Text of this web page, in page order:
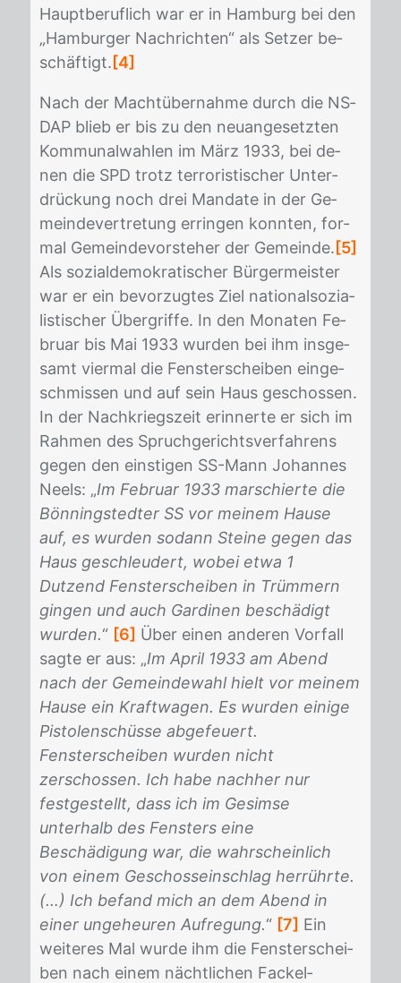
Haupt­be­ruf­lich war er in Ham­burg bei den
„Ham­bur­ger Nach­rich­ten“ als Set­zer be­
schäf­tigt. [4]
Nach der Macht­über­nah­me durch die NS­
DAP blieb er bis zu den neu­an­ge­setz­ten
Kom­mu­nal­wah­len im März 1933, bei de­
nen die SPD trotz ter­ro­ris­ti­scher Un­ter­
drü­ckung noch drei Man­da­te in der Ge­
mein­de­ver­tre­tung er­rin­gen konn­ten, for­
mal Ge­mein­de­vor­ste­her der Ge­mein­de. [5]
Als so­zi­al­de­mo­kra­ti­scher Bür­ger­meis­ter
war er ein be­vor­zug­tes Ziel na­tio­nal­so­zia­
lis­ti­scher Überg­rif­fe. In den Mo­na­ten Fe­
bru­ar bis Mai 1933 wur­den bei ihm ins­ge­
samt vier­mal die Fens­ter­schei­ben ein­ge­
schmis­sen und auf sein Haus ge­schos­sen.
In der Nach­kriegs­zeit er­in­ner­te er sich im
Rah­men des Spruch­ge­richts­ver­fah­rens
ge­gen den eins­ti­gen SS-Mann Jo­han­nes
Neels: „Im Februar 1933 marschierte die
Bönningstedter SS vor meinem Hause
auf, es wurden sodann Steine gegen das
Haus geschleudert, wobei etwa 1
Dutzend Fensterscheiben in Trümmern
gingen und auch Gardinen beschädigt
wurden.“ [6] Über ei­nen an­de­ren Vor­fall
sag­te er aus: „Im April 1933 am Abend
nach der Gemeindewahl hielt vor meinem
Hause ein Kraftwagen. Es wurden einige
Pistolenschüsse abgefeuert.
Fensterscheiben wurden nicht
zerschossen. Ich habe nachher nur
festgestellt, dass ich im Gesimse
unterhalb des Fensters eine
Beschädigung war, die wahrscheinlich
von einem Geschosseinschlag herrührte.
(…) Ich befand mich an dem Abend in
einer ungeheuren Aufregung.“ [7] Ein
wei­te­res Mal wur­de ihm die Fens­ter­schei­
ben nach ei­nem nächt­li­chen Fa­ckel­